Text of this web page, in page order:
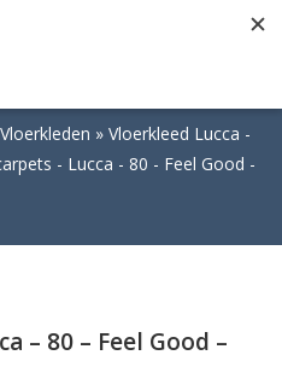
Vloerkleden
Vloerkleed Lucca -
- Lucca - 80 - Feel Good -
– 80 – Feel Good –